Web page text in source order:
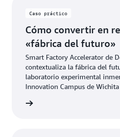
Caso práctico
Cómo convertir en
«fábrica del futuro»
Smart Factory Accelerator de
contextualiza la fábrica del
laboratorio experimental
Innovation Campus de